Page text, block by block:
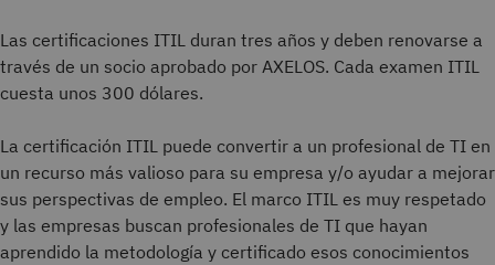
Las certificaciones ITIL duran tres años y deben renovarse a
través de un socio aprobado por AXELOS. Cada examen ITIL
cuesta unos 300 dólares.
La certificación ITIL puede convertir a un profesional de TI en
un recurso más valioso para su empresa y/o ayudar a mejorar
sus perspectivas de empleo. El marco ITIL es muy respetado
y las empresas buscan profesionales de TI que hayan
aprendido la metodología y certificado esos conocimientos